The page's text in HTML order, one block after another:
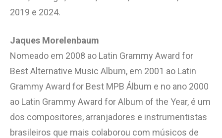
2019 e 2024.
Jaques Morelenbaum
Nomeado em 2008 ao Latin Grammy Award for
Best Alternative Music Album, em 2001 ao Latin
Grammy Award for Best MPB Álbum e no ano 2000
ao Latin Grammy Award for Album of the Year, é um
dos compositores, arranjadores e instrumentistas
brasileiros que mais colaborou com músicos de